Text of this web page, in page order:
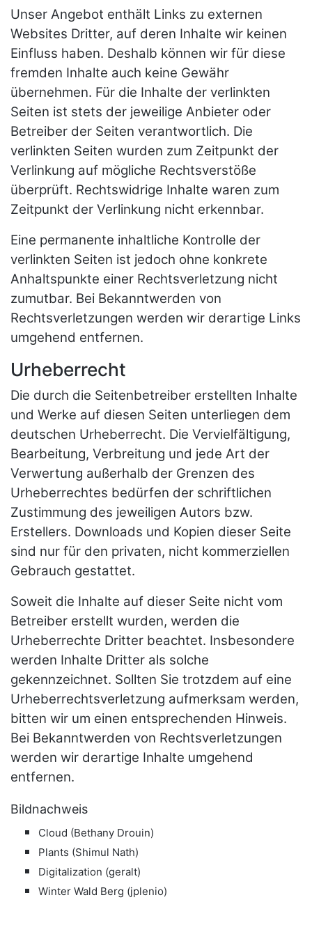
Unser Angebot enthält Links zu externen
Websites Dritter, auf deren Inhalte wir keinen
Einfluss haben. Deshalb können wir für diese
fremden Inhalte auch keine Gewähr
übernehmen. Für die Inhalte der verlinkten
Seiten ist stets der jeweilige Anbieter oder
Betreiber der Seiten verantwortlich. Die
verlinkten Seiten wurden zum Zeitpunkt der
Verlinkung auf mögliche Rechtsverstöße
überprüft. Rechtswidrige Inhalte waren zum
Zeitpunkt der Verlinkung nicht erkennbar.
Eine permanente inhaltliche Kontrolle der
verlinkten Seiten ist jedoch ohne konkrete
Anhaltspunkte einer Rechtsverletzung nicht
zumutbar. Bei Bekanntwerden von
Rechtsverletzungen werden wir derartige Links
umgehend entfernen.
Urheberrecht
Die durch die Seitenbetreiber erstellten Inhalte
und Werke auf diesen Seiten unterliegen dem
deutschen Urheberrecht. Die Vervielfältigung,
Bearbeitung, Verbreitung und jede Art der
Verwertung außerhalb der Grenzen des
Urheberrechtes bedürfen der schriftlichen
Zustimmung des jeweiligen Autors bzw.
Erstellers. Downloads und Kopien dieser Seite
sind nur für den privaten, nicht kommerziellen
Gebrauch gestattet.
Soweit die Inhalte auf dieser Seite nicht vom
Betreiber erstellt wurden, werden die
Urheberrechte Dritter beachtet. Insbesondere
werden Inhalte Dritter als solche
gekennzeichnet. Sollten Sie trotzdem auf eine
Urheberrechtsverletzung aufmerksam werden,
bitten wir um einen entsprechenden Hinweis.
Bei Bekanntwerden von Rechtsverletzungen
werden wir derartige Inhalte umgehend
entfernen.
Bildnachweis
Cloud (Bethany Drouin)
Plants (Shimul Nath)
Digitalization (geralt)
Winter Wald Berg (jplenio)